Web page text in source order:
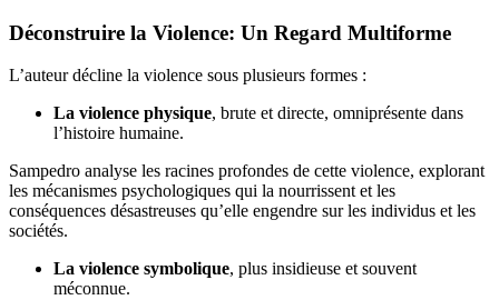
Déconstruire la Violence: Un Regard Multiforme
L’auteur décline la violence sous plusieurs formes :
La violence physique, brute et directe, omniprésente dans
l’histoire humaine.
Sampedro analyse les racines profondes de cette violence, explorant
les mécanismes psychologiques qui la nourrissent et les
conséquences désastreuses qu’elle engendre sur les individus et les
sociétés.
La violence symbolique, plus insidieuse et souvent
méconnue.